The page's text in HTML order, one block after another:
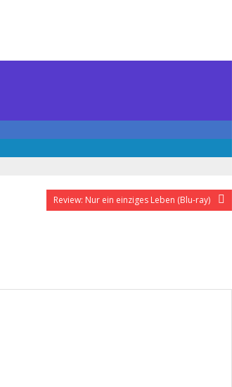
Review: Nur ein einziges Leben (Blu-ray)